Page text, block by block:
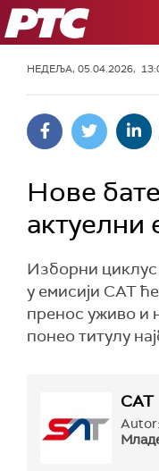
РТС
НЕДЕЉА, 05.04.2026,
Нове
актуелни
Изборни циклус
у емисији САТ
пренос уживо и
понео титулу
САТ
Autor: